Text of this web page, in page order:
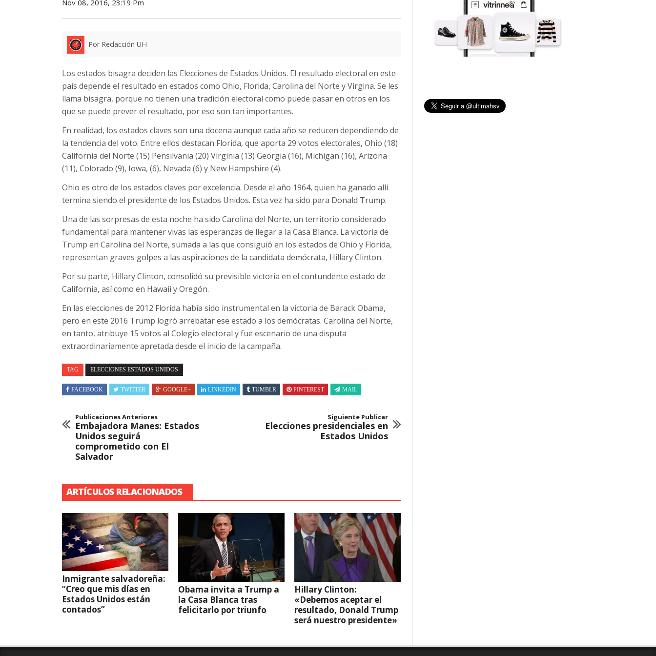
Nov 08, 2016, 23:19 Pm
Por Redacción UH
Los estados bisagra deciden las Elecciones de Estados Unidos. El resultado electoral en este
país depende el resultado en estados como Ohio, Florida, Carolina del Norte y Virgina. Se les
llama bisagra, porque no tienen una tradición electoral como puede pasar en otros en los
que se puede prever el resultado, por eso son tan importantes.
En realidad, los estados claves son una docena aunque cada año se reducen dependiendo de
la tendencia del voto. Entre ellos destacan Florida, que aporta 29 votos electorales, Ohio (18)
California del Norte (15) Pensilvania (20) Virginia (13) Georgia (16), Michigan (16), Arizona
(11), Colorado (9), Iowa, (6), Nevada (6) y New Hampshire (4).
Ohio es otro de los estados claves por excelencia. Desde el año 1964, quien ha ganado allí
termina siendo el presidente de los Estados Unidos. Esta vez ha sido para Donald Trump.
Una de las sorpresas de esta noche ha sido Carolina del Norte, un territorio considerado
fundamental para mantener vivas las esperanzas de llegar a la Casa Blanca. La victoria de
Trump en Carolina del Norte, sumada a las que consiguió en los estados de Ohio y Florida,
representan graves golpes a las aspiraciones de la candidata demócrata, Hillary Clinton.
Por su parte, Hillary Clinton, consolidó su previsible victoria en el contundente estado de
California, así como en Hawaii y Oregón.
En las elecciones de 2012 Florida había sido instrumental en la victoria de Barack Obama,
pero en este 2016 Trump logró arrebatar ese estado a los demócratas. Carolina del Norte,
en tanto, atribuye 15 votos al Colegio electoral y fue escenario de una disputa
extraordinariamente apretada desde el inicio de la campaña.
TAG ELECCIONES ESTADOS UNIDOS
FACEBOOK TWITTER GOOGLE+ LINKEDIN TUMBLR PINTEREST MAIL
Publicaciones Anteriores
Embajadora Manes: Estados
Unidos seguirá
comprometido con El
Salvador
Siguiente Publicar
Elecciones presidenciales en
Estados Unidos
ARTÍCULOS RELACIONADOS
Inmigrante salvadoreña:
“Creo que mis días en
Estados Unidos están
contados”
Obama invita a Trump a
la Casa Blanca tras
felicitarlo por triunfo
Hillary Clinton:
«Debemos aceptar el
resultado, Donald Trump
será nuestro presidente»